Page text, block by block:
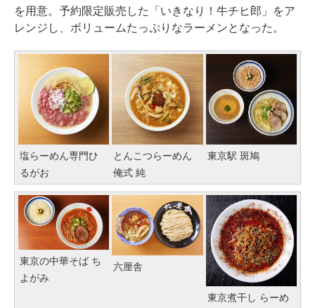
を用意。予約限定販売した「いきなり！牛チヒ郎」をア
レンジし、ボリュームたっぷりなラーメンとなった。
塩らーめん専門ひ
るがお
とんこつらーめん
俺式 純
東京駅 斑鳩
東京の中華そば ち
よがみ
六厘舎
東京煮干し らーめ